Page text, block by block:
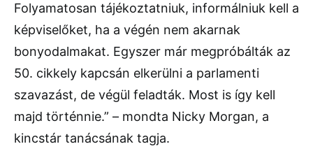
Folyamatosan tájékoztatniuk, informálniuk kell a
képviselőket, ha a végén nem akarnak
bonyodalmakat. Egyszer már megpróbálták az
50. cikkely kapcsán elkerülni a parlamenti
szavazást, de végül feladták. Most is így kell
majd történnie.” – mondta Nicky Morgan, a
kincstár tanácsának tagja.